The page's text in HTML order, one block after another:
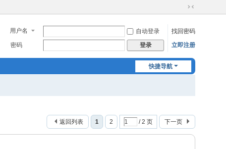
切
到
窄
用户名 自动登录
找回密码
密码
登录 立即注册
快捷导航
1 2 / 2 页 下一页
返回列表